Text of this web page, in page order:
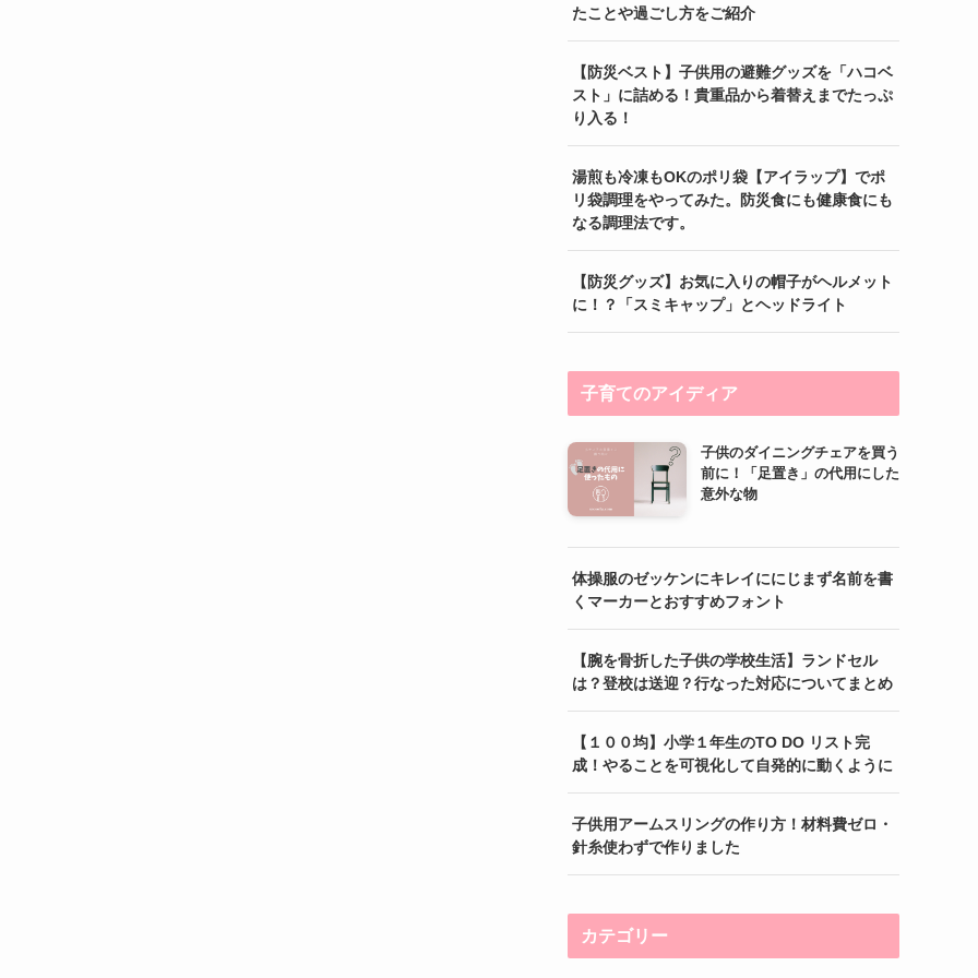
たことや過ごし方をご紹介
【防災ベスト】子供用の避難グッズを「ハコベ
スト」に詰める！貴重品から着替えまでたっぷ
り入る！
湯煎も冷凍もOKのポリ袋【アイラップ】でポ
リ袋調理をやってみた。防災食にも健康食にも
なる調理法です。
【防災グッズ】お気に入りの帽子がヘルメット
に！？「スミキャップ」とヘッドライト
子育てのアイディア
子供のダイニングチェアを買う
前に！「足置き」の代用にした
意外な物
体操服のゼッケンにキレイににじまず名前を書
くマーカーとおすすめフォント
【腕を骨折した子供の学校生活】ランドセル
は？登校は送迎？行なった対応についてまとめ
【１００均】小学１年生のTO DO リスト完
成！やることを可視化して自発的に動くように
子供用アームスリングの作り方！材料費ゼロ・
針糸使わずで作りました
カテゴリー